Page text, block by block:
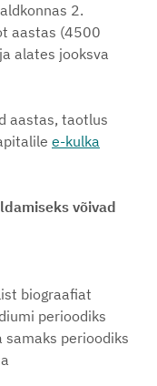
2.
aastas (4500
alates jooksva
aastas, taotlus
e-kulka
võivad
biograafiat
perioodiks
perioodiks